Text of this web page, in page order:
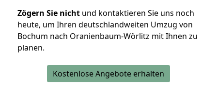
Zögern Sie nicht und kontaktieren Sie uns noch
heute, um Ihren deutschlandweiten Umzug von
Bochum nach Oranienbaum-Wörlitz mit Ihnen zu
planen.
Kostenlose Angebote erhalten